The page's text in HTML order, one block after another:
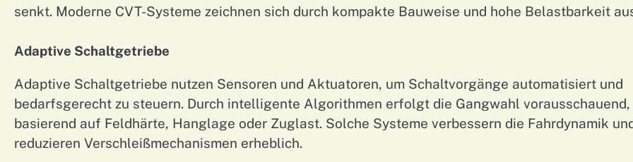
senkt. Moderne CVT-Systeme zeichnen sich durch kompakte Bauweise und hohe Belastbarkeit
Adaptive Schaltgetriebe
Adaptive Schaltgetriebe nutzen Sensoren und Aktuatoren, um Schaltvorgänge automatisiert und
bedarfsgerecht zu steuern. Durch intelligente Algorithmen erfolgt die Gangwahl vorausschauend,
basierend auf Feldhärte, Hanglage oder Zuglast. Solche Systeme verbessern die Fahrdynamik
reduzieren Verschleißmechanismen erheblich.